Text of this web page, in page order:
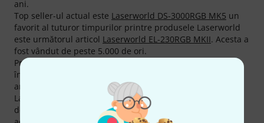
ani.
Top seller-ul actual este Laserworld DS-3000RGB MK5 un
favorit al tuturor timpurilor printre produsele Laserworld
este următorul articol Laserworld EL-230RGB MKII. Acesta a
fost vândut de peste 5.000 de ori.
Producătorul acordă o garanţie de 2 ani la produsele sale,
însă prin garanţia de 3 ani la Thomann vă oferim încă un
an an în plus.
La Thomann cumpăraţi produse Laserworld mai ieftin
decât oriunde. Am redus preţurile la 10 de produse ale